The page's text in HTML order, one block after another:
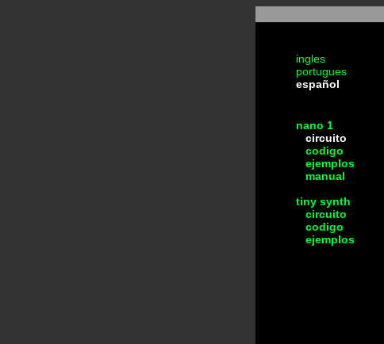
ingles
portugues
español
nano 1
circuito
codigo
ejemplos
manual
tiny synth
circuito
codigo
ejemplos